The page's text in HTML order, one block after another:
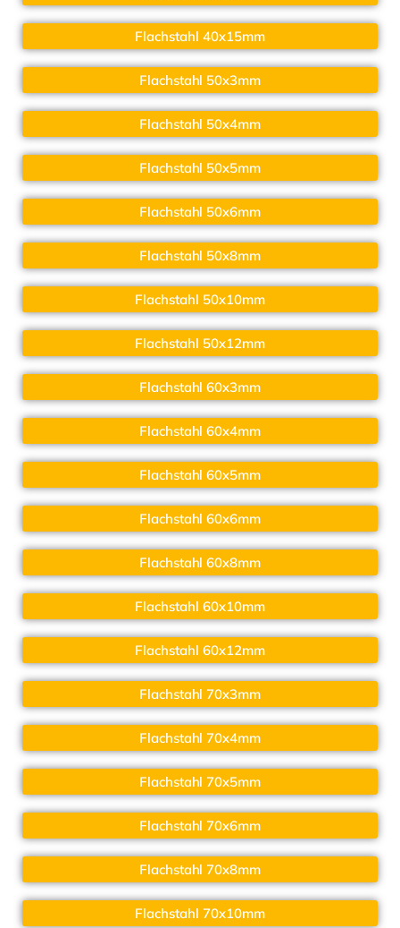
Flachstahl 40x15mm
Flachstahl 50x3mm
Flachstahl 50x4mm
Flachstahl 50x5mm
Flachstahl 50x6mm
Flachstahl 50x8mm
Flachstahl 50x10mm
Flachstahl 50x12mm
Flachstahl 60x3mm
Flachstahl 60x4mm
Flachstahl 60x5mm
Flachstahl 60x6mm
Flachstahl 60x8mm
Flachstahl 60x10mm
Flachstahl 60x12mm
Flachstahl 70x3mm
Flachstahl 70x4mm
Flachstahl 70x5mm
Flachstahl 70x6mm
Flachstahl 70x8mm
Flachstahl 70x10mm